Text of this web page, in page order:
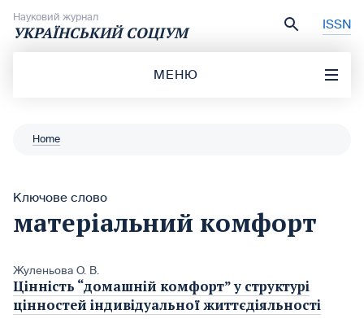
Науковий журнал
УКРАЇНСЬКИЙ СОЦІУМ ISSN
МЕНЮ
Home
Ключове слово
матеріальний комфорт
Жуленьова О. В.
Цінність “домашній комфорт” у структурі
цінностей індивідуальної життєдіяльності